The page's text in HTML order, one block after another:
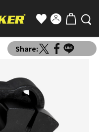
Share: